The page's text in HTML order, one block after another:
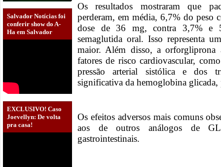
Salvador Notícias foi
conferir show do A-
Ha em Salvador
EXCLUSIVO! Caso
Joevellyn: De volta
pra casa!
Os resultados mostraram que
perderam, em média, 6,7% do peso
dose de 36 mg, contra 3,7% e
semaglutida oral. Isso representa
maior. Além disso, a orforgliprona
fatores de risco cardiovascular,
pressão arterial sistólica e dos
significativa da hemoglobina
Os efeitos adversos mais comuns
aos de outros análogos de
gastrointestinais.